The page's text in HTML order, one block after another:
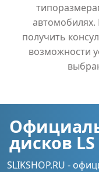
автомобилях.
получить
возможности
дисков LS
SLIKSHOP.RU -